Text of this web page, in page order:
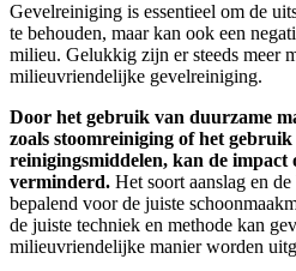
Gevelreiniging is essentieel om de
te behouden, maar kan ook een
milieu. Gelukkig zijn er steeds meer
milieuvriendelijke gevelreiniging.
Door het gebruik van duurzame
zoals stoomreiniging of het
reinigingsmiddelen, kan de impact
verminderd. Het soort aanslag en
bepalend voor de juiste
de juiste techniek en methode kan
milieuvriendelijke manier worden